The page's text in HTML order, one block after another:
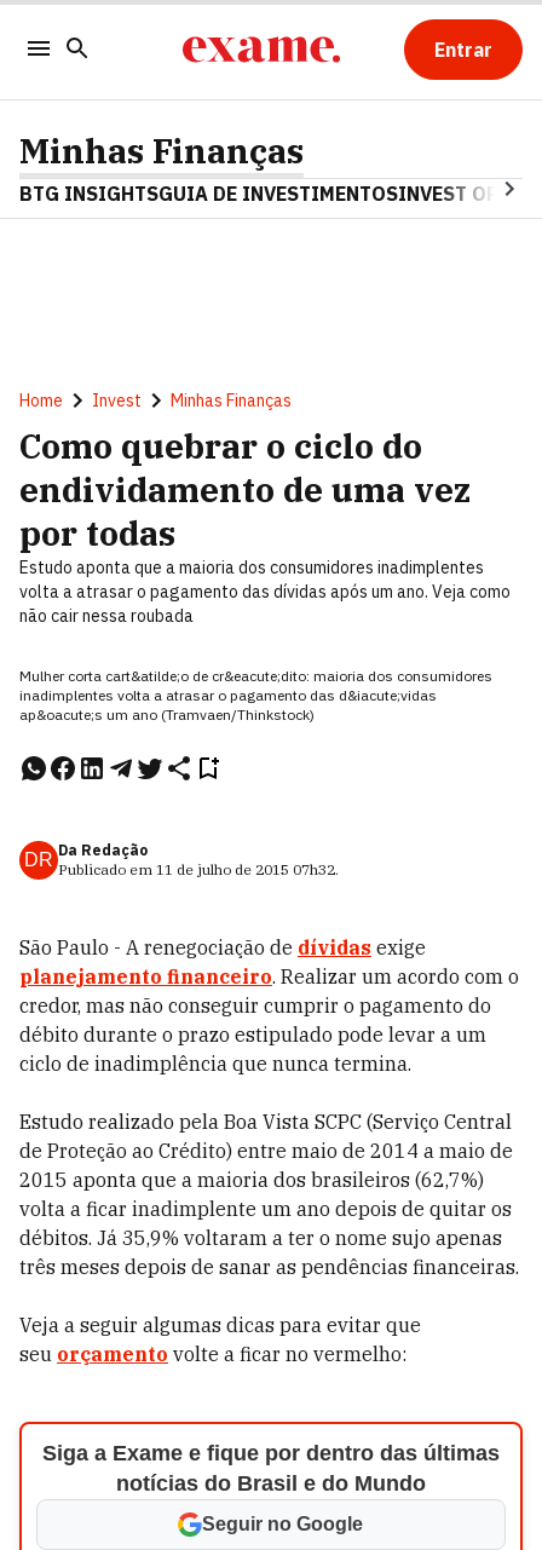
Entrar
Minhas Finanças
BTG INSIGHTSGUIA DE INVESTIMENTOSINVEST OPINA
Home Invest Minhas Finanças
Como quebrar o ciclo do
endividamento de uma vez
por todas
Estudo aponta que a maioria dos consumidores inadimplentes
volta a atrasar o pagamento das dívidas após um ano. Veja como
não cair nessa roubada
Mulher corta cart&atilde;o de cr&eacute;dito: maioria dos consumidores
inadimplentes volta a atrasar o pagamento das d&iacute;vidas
ap&oacute;s um ano (Tramvaen/Thinkstock)
DR Da Redação
Publicado em 11 de julho de 2015 07h32.
São Paulo - A renegociação de dívidas exige
planejamento financeiro. Realizar um acordo com o
credor, mas não conseguir cumprir o pagamento do
débito durante o prazo estipulado pode levar a um
ciclo de inadimplência que nunca termina.
Estudo realizado pela Boa Vista SCPC (Serviço Central
de Proteção ao Crédito) entre maio de 2014 a maio de
2015 aponta que a maioria dos brasileiros (62,7%)
volta a ficar inadimplente um ano depois de quitar os
débitos. Já 35,9% voltaram a ter o nome sujo apenas
três meses depois de sanar as pendências financeiras.
Veja a seguir algumas dicas para evitar que
seu orçamento volte a ficar no vermelho:
Siga a Exame e fique por dentro das últimas
notícias do Brasil e do Mundo
Seguir no Google